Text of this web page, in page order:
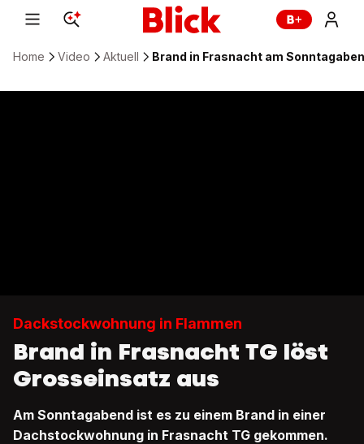
Home Video Aktuell Brand in Frasnacht am
Dackstockwohnung in Flammen
Brand in Frasnacht TG löst
Grosseinsatz aus
Am Sonntagabend ist es zu einem Brand in einer
Dachstockwohnung in Frasnacht TG gekommen.